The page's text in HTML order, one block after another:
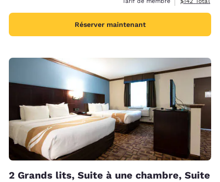
Réserver maintenant
2 Grands lits, Suite à une chambre, Suite